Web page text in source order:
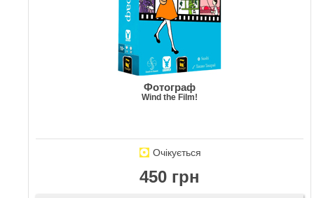
Фотограф
Wind the Film!
Очікується
450 грн